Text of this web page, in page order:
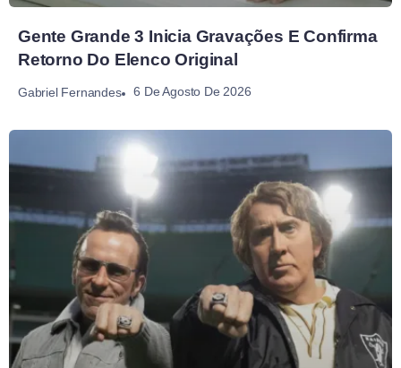
Gente Grande 3 Inicia Gravações E Confirma
Retorno Do Elenco Original
Gabriel Fernandes 6 De Agosto De 2026